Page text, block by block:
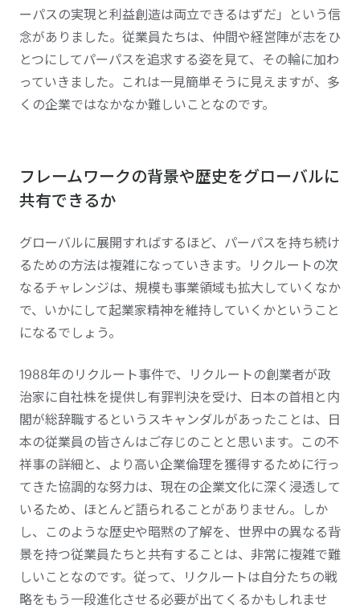
ーパスの実現と利益創造は両立できるはずだ」という信
念がありました。従業員たちは、仲間や経営陣が志をひ
とつにしてパーパスを追求する姿を見て、その輪に加わ
っていきました。これは一見簡単そうに見えますが、多
くの企業ではなかなか難しいことなのです。
フレームワークの背景や歴史をグローバルに
共有できるか
グローバルに展開すればするほど、パーパスを持ち続け
るための方法は複雑になっていきます。リクルートの次
なるチャレンジは、規模も事業領域も拡大していくなか
で、いかにして起業家精神を維持していくかということ
になるでしょう。
1988年のリクルート事件で、リクルートの創業者が政
治家に自社株を提供し有罪判決を受け、日本の首相と内
閣が総辞職するというスキャンダルがあったことは、日
本の従業員の皆さんはご存じのことと思います。この不
祥事の詳細と、より高い企業倫理を獲得するために行っ
てきた協調的な努力は、現在の企業文化に深く浸透して
いるため、ほとんど語られることがありません。しか
し、このような歴史や暗黙の了解を、世界中の異なる背
景を持つ従業員たちと共有することは、非常に複雑で難
しいことなのです。従って、リクルートは自分たちの戦
略をもう一段進化させる必要が出てくるかもしれませ